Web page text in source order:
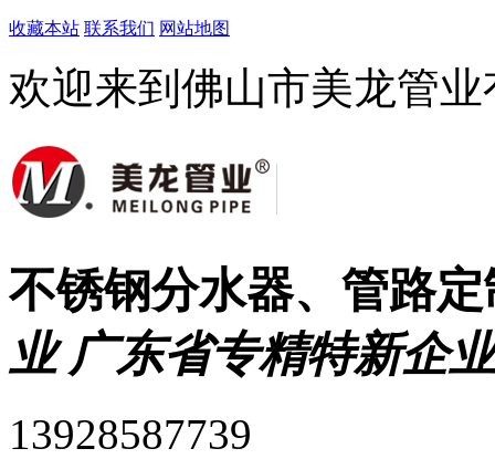
收藏本站 联系我们 网站地图
欢迎来到佛山市美龙管
不锈钢分水器、管路
业 广东省专精特新企
13928587739